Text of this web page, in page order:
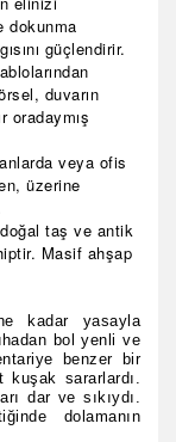
dokunma
güçlendirir.
duvarın
oradaymış
veya ofis
üzerine
taş ve antik
Masif ahşap
kadar yasayla
bol yenli ve
benzer bir
kuşak sararlardı.
dar ve sıkıydı.
dolamanın